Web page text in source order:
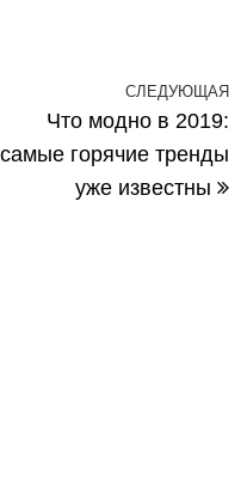
СЛЕДУЮЩАЯ
Что модно в 2019:
самые горячие тренды
уже известны